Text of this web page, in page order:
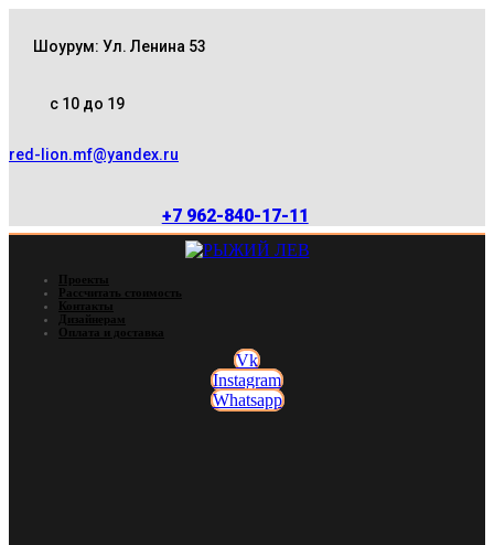
Шоурум: Ул. Ленина 53
с 10 до 19
red-lion.mf@yandex.ru
+7 962-840-17-11
Проекты
Рассчитать стоимость
Контакты
Дизайнерам
Оплата и доставка
Vk
Instagram
Whatsapp